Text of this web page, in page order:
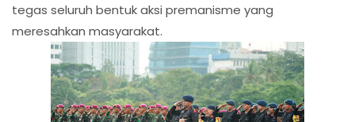
tegas seluruh bentuk aksi premanisme yang
meresahkan masyarakat.